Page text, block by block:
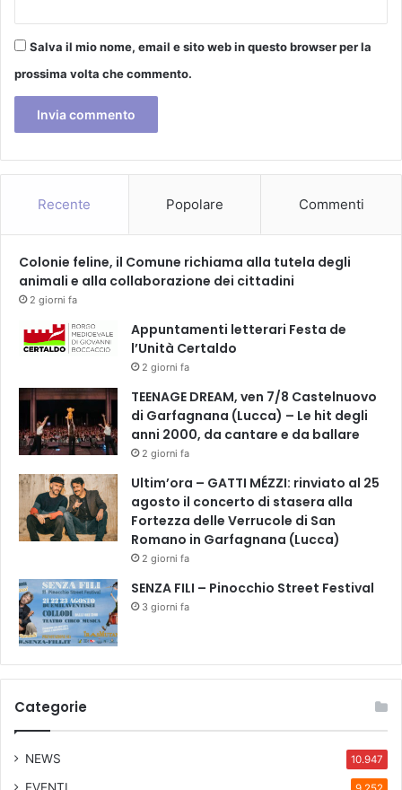
Salva il mio nome, email e sito web in questo browser per la
prossima volta che commento.
Recente Popolare Commenti
Colonie feline, il Comune richiama alla tutela degli
animali e alla collaborazione dei cittadini
2 giorni fa
Appuntamenti letterari Festa de
l’Unità Certaldo
2 giorni fa
TEENAGE DREAM, ven 7/8 Castelnuovo
di Garfagnana (Lucca) – Le hit degli
anni 2000, da cantare e da ballare
2 giorni fa
Ultim’ora – GATTI MÉZZI: rinviato al 25
agosto il concerto di stasera alla
Fortezza delle Verrucole di San
Romano in Garfagnana (Lucca)
2 giorni fa
SENZA FILI – Pinocchio Street Festival
3 giorni fa
Categorie
NEWS 10.947
EVENTI